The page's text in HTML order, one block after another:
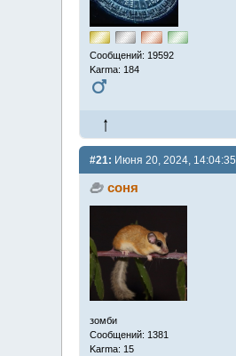
Сообщений: 19592
Karma: 184
#21: Июня 20, 2024, 14:04:35
соня
зомби
Сообщений: 1381
Karma: 15